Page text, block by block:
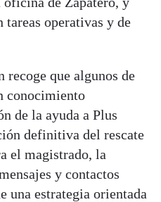
tareas operativas y de
que algunos de
conocimiento
de la ayuda a Plus
definitiva del rescate
el magistrado, la
y contactos
una estrategia orientada